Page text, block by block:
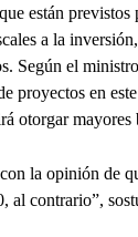
están
a la
Según el
proyectos en
otorgar mayores
la opinión de
al contrario”,